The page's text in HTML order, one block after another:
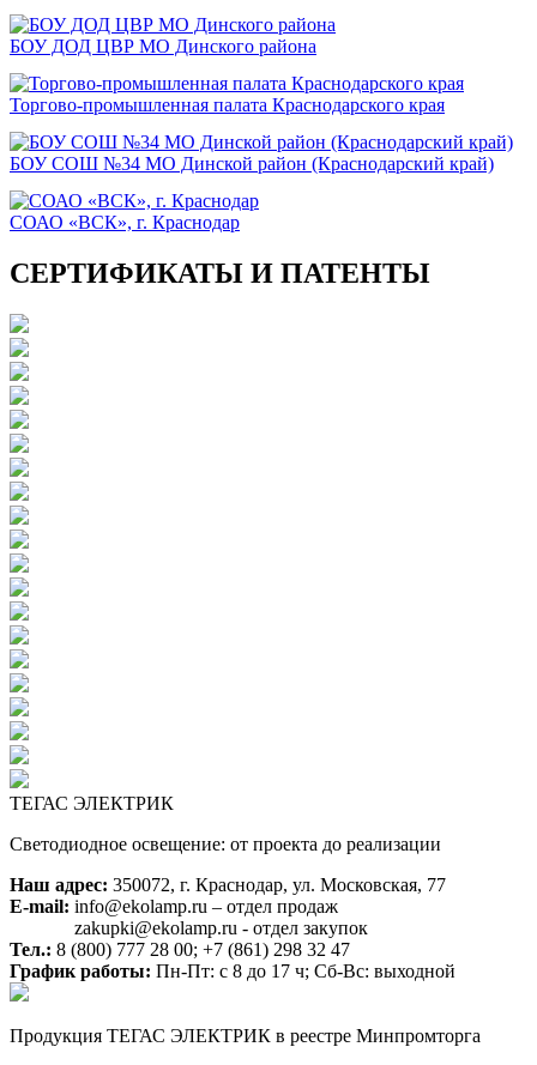
БОУ ДОД ЦВР МО Динского района
Торгово-промышленная палата Краснодарского края
БОУ СОШ №34 МО Динской район (Краснодарский край)
СОАО «ВСК», г. Краснодар
СЕРТИФИКАТЫ И ПАТЕНТЫ
ТЕГАС ЭЛЕКТРИК
Светодиодное освещение: от проекта до реализации
Наш адрес: 350072, г. Краснодар, ул. Московская, 77
E-mail: info@ekolamp.ru – отдел продаж
zakupki@ekolamp.ru - отдел закупок
Тел.: 8 (800) 777 28 00; +7 (861) 298 32 47
График работы: Пн-Пт: с 8 до 17 ч; Сб-Вс: выходной
Продукция ТЕГАС ЭЛЕКТРИК в реестре Минпромторга